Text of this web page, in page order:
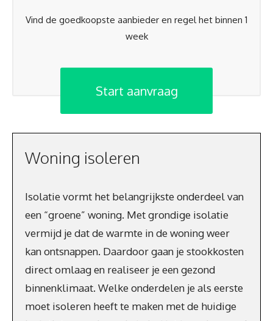
Vind de goedkoopste aanbieder en regel het binnen 1
week
Start aanvraag
Woning isoleren
Isolatie vormt het belangrijkste onderdeel van
een “groene” woning. Met grondige isolatie
vermijd je dat de warmte in de woning weer
kan ontsnappen. Daardoor gaan je stookkosten
direct omlaag en realiseer je een gezond
binnenklimaat. Welke onderdelen je als eerste
moet isoleren heeft te maken met de huidige